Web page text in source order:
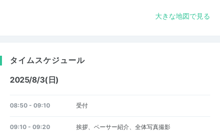
大きな地図で見る
タイムスケジュール
2025/8/3(日)
08:50 - 09:10 受付
09:10 - 09:20 挨拶、ペーサー紹介、全体写真撮影